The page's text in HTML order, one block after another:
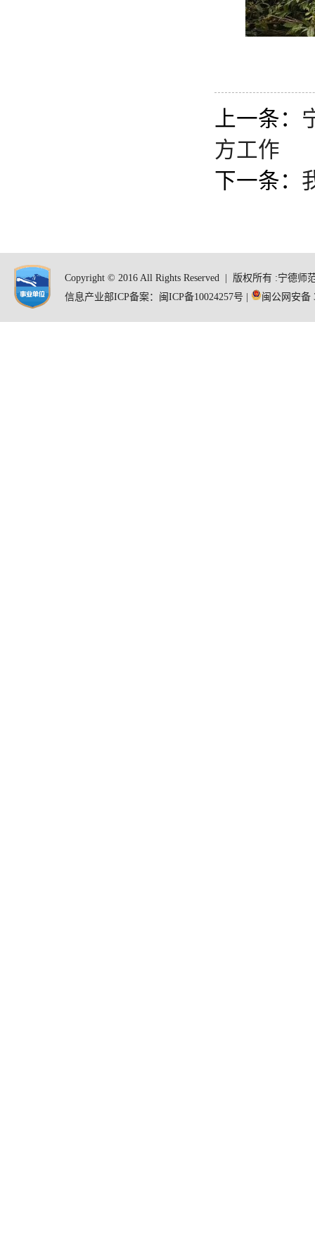
上一条：
方工作
下一条：
Copyright © 2016 All Rights Reserved | 版权所有 :宁德
信息产业部ICP备案：闽ICP备10024257号 |
闽公网安备